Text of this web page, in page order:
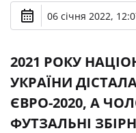
06 січня 2022,
2021 РОКУ
УКРАЇНИ
ЄВРО-2020, А
ФУТЗАЛЬНІ